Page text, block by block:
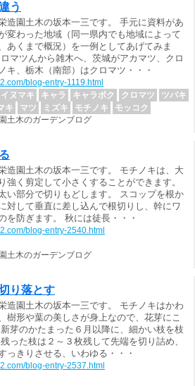
う
造園土木の坂本一三です。 手元に資料があ
変わった地域（同一県内でも地域によって
あくまで概況）を一例としてあげてみま
マツんから雑木へ、茨城がアカマツ、クロ
キ、栃木（南部）はクロマツ・・・
blog-entry-1119.html
イヌマキ キャラ キャラボク クロマツ
ツバキ
キ マツ ミズキ モチノキ
モッコク
木のガーデンブログ
造園土木の坂本一三です。 モチノキは、大
強く剪定して小さくすることができます。
い部分で切りもどします。 スコップを根か
対して垂直に差し込んで根切りし、幹にワ
を防ぎます。 秋には徒長・・・
blog-entry-2540.html
木のガーデンブログ
り落とす
造園土木の坂本一三です。 モチノキはかわ
樹形や葉の美しさが身上なので、花芽にこ
芽のかたまった６月以降に、細かい枝を枝
った枝は２～３枚残して先端を切り詰め、
っきりさせる、いわゆる・・・
blog-entry-2537.html